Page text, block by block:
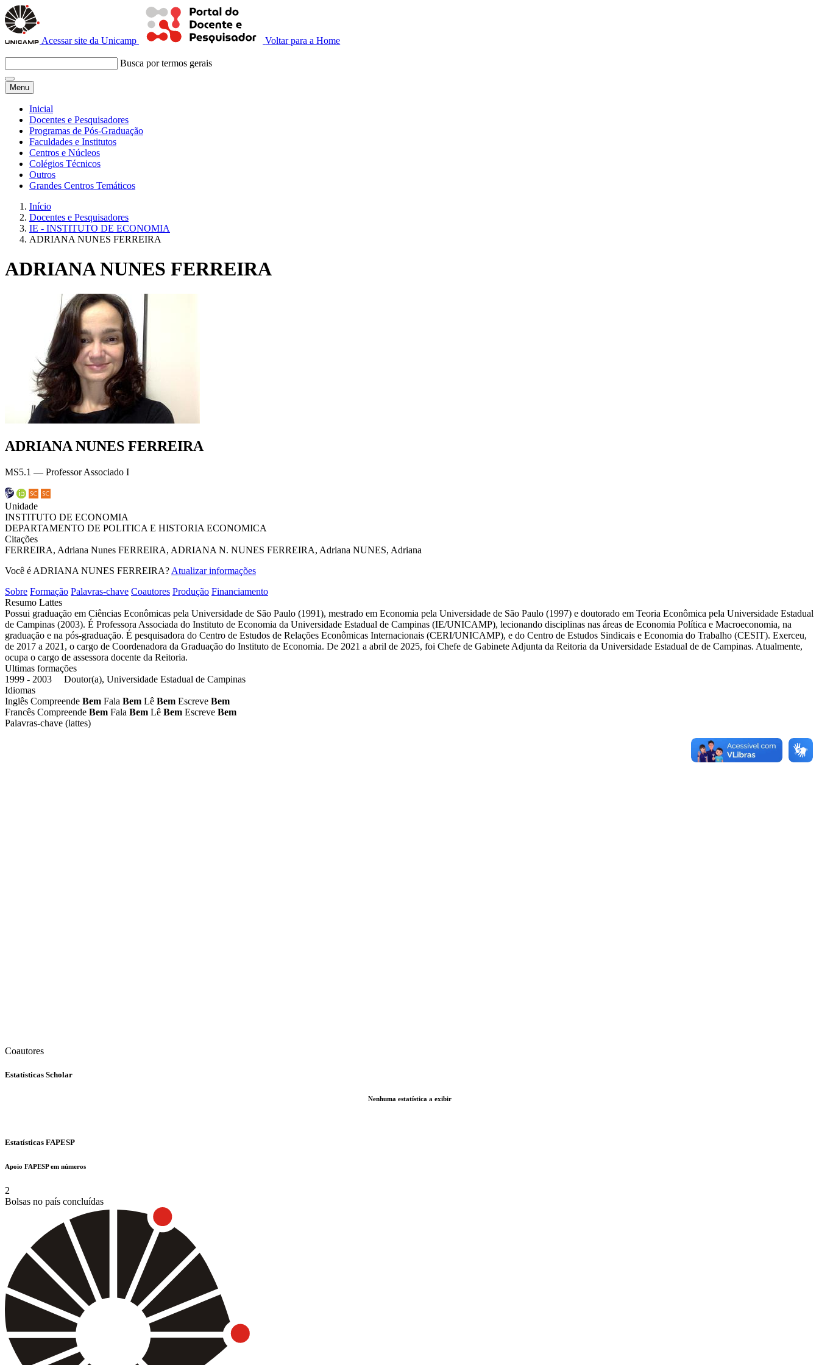
Acessar site da Unicamp Voltar para a Home
Busca por termos gerais
Menu
Inicial
Docentes e Pesquisadores
Programas de Pós-Graduação
Faculdades e Institutos
Centros e Núcleos
Colégios Técnicos
Outros
Grandes Centros Temáticos
Início
Docentes e Pesquisadores
IE - INSTITUTO DE ECONOMIA
ADRIANA NUNES FERREIRA
ADRIANA NUNES FERREIRA
ADRIANA NUNES FERREIRA
MS5.1 — Professor Associado I
Unidade
INSTITUTO DE ECONOMIA
DEPARTAMENTO DE POLITICA E HISTORIA ECONOMICA
Citações
FERREIRA, Adriana Nunes FERREIRA, ADRIANA N. NUNES FERREIRA, Adriana NUNES, Adriana
Você é ADRIANA NUNES FERREIRA? Atualizar informações
Sobre Formação Palavras-chave Coautores Produção Financiamento
Resumo Lattes
Possui graduação em Ciências Econômicas pela Universidade de São Paulo (1991), mestrado em Economia pela Universidade de São Paulo (1997) e doutorado em Teoria Econômica pela Universidade Estadual
de Campinas (2003). É Professora Associada do Instituto de Economia da Universidade Estadual de Campinas (IE/UNICAMP), lecionando disciplinas nas áreas de Economia Política e Macroeconomia, na
graduação e na pós-graduação. É pesquisadora do Centro de Estudos de Relações Econômicas Internacionais (CERI/UNICAMP), e do Centro de Estudos Sindicais e Economia do Trabalho (CESIT). Exerceu,
de 2017 a 2021, o cargo de Coordenadora da Graduação do Instituto de Economia. De 2021 a abril de 2025, foi Chefe de Gabinete Adjunta da Reitoria da Universidade Estadual de de Campinas. Atualmente,
ocupa o cargo de assessora docente da Reitoria.
Ultimas formações
1999 - 2003 Doutor(a), Universidade Estadual de Campinas
Idiomas
Inglês Compreende Bem Fala Bem Lê Bem Escreve Bem
Francês Compreende Bem Fala Bem Lê Bem Escreve Bem
Palavras-chave (lattes)
Coautores
Estatísticas Scholar
Nenhuma estatística a exibir
Estatísticas FAPESP
Apoio FAPESP em números
2
Bolsas no país concluídas